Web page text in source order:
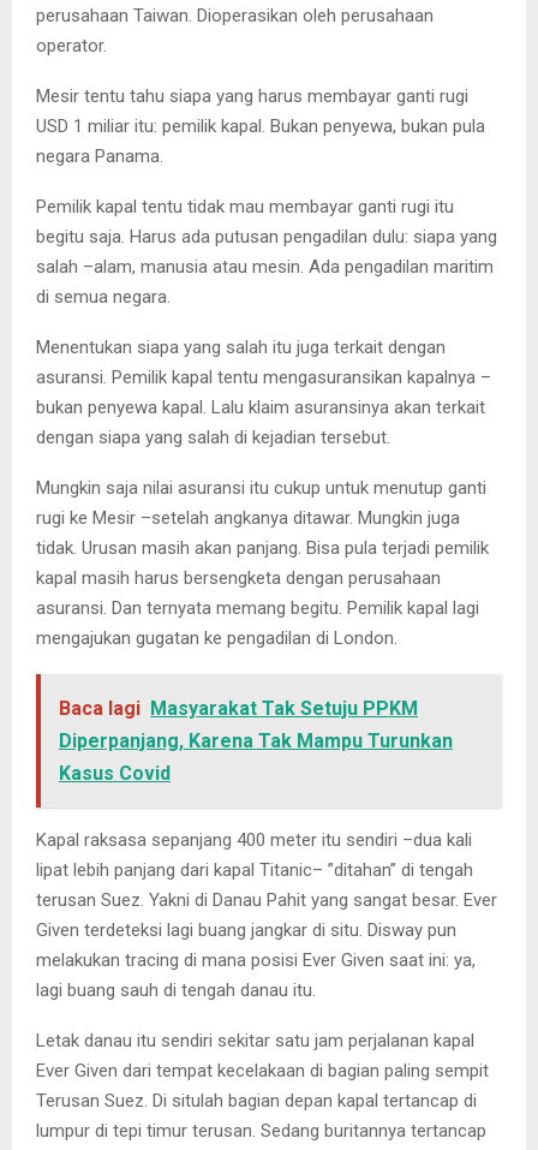
perusahaan Taiwan. Dioperasikan oleh perusahaan
operator.
Mesir tentu tahu siapa yang harus membayar ganti rugi
USD 1 miliar itu: pemilik kapal. Bukan penyewa, bukan pula
negara Panama.
Pemilik kapal tentu tidak mau membayar ganti rugi itu
begitu saja. Harus ada putusan pengadilan dulu: siapa yang
salah –alam, manusia atau mesin. Ada pengadilan maritim
di semua negara.
Menentukan siapa yang salah itu juga terkait dengan
asuransi. Pemilik kapal tentu mengasuransikan kapalnya –
bukan penyewa kapal. Lalu klaim asuransinya akan terkait
dengan siapa yang salah di kejadian tersebut.
Mungkin saja nilai asuransi itu cukup untuk menutup ganti
rugi ke Mesir –setelah angkanya ditawar. Mungkin juga
tidak. Urusan masih akan panjang. Bisa pula terjadi pemilik
kapal masih harus bersengketa dengan perusahaan
asuransi. Dan ternyata memang begitu. Pemilik kapal lagi
mengajukan gugatan ke pengadilan di London.
Baca lagi Masyarakat Tak Setuju PPKM
Diperpanjang, Karena Tak Mampu Turunkan
Kasus Covid
Kapal raksasa sepanjang 400 meter itu sendiri –dua kali
lipat lebih panjang dari kapal Titanic– ”ditahan” di tengah
terusan Suez. Yakni di Danau Pahit yang sangat besar. Ever
Given terdeteksi lagi buang jangkar di situ. Disway pun
melakukan tracing di mana posisi Ever Given saat ini: ya,
lagi buang sauh di tengah danau itu.
Letak danau itu sendiri sekitar satu jam perjalanan kapal
Ever Given dari tempat kecelakaan di bagian paling sempit
Terusan Suez. Di situlah bagian depan kapal tertancap di
lumpur di tepi timur terusan. Sedang buritannya tertancap